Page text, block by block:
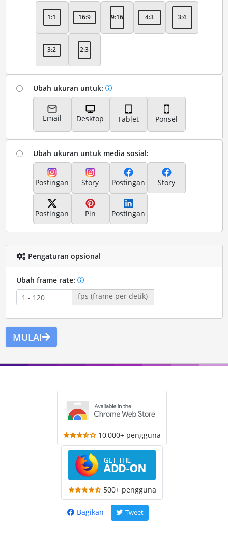
1:1 16:9 9:16 4:3 3:4
3:2 2:3
Ubah ukuran untuk:
Email Desktop Tablet Ponsel
Ubah ukuran untuk media sosial:
Postingan Story Postingan Story
Postingan Pin Postingan
Pengaturan opsional
Ubah frame rate:
fps (frame per detik)
MULAI
10,000+ pengguna
500+ pengguna
Bagikan Tweet